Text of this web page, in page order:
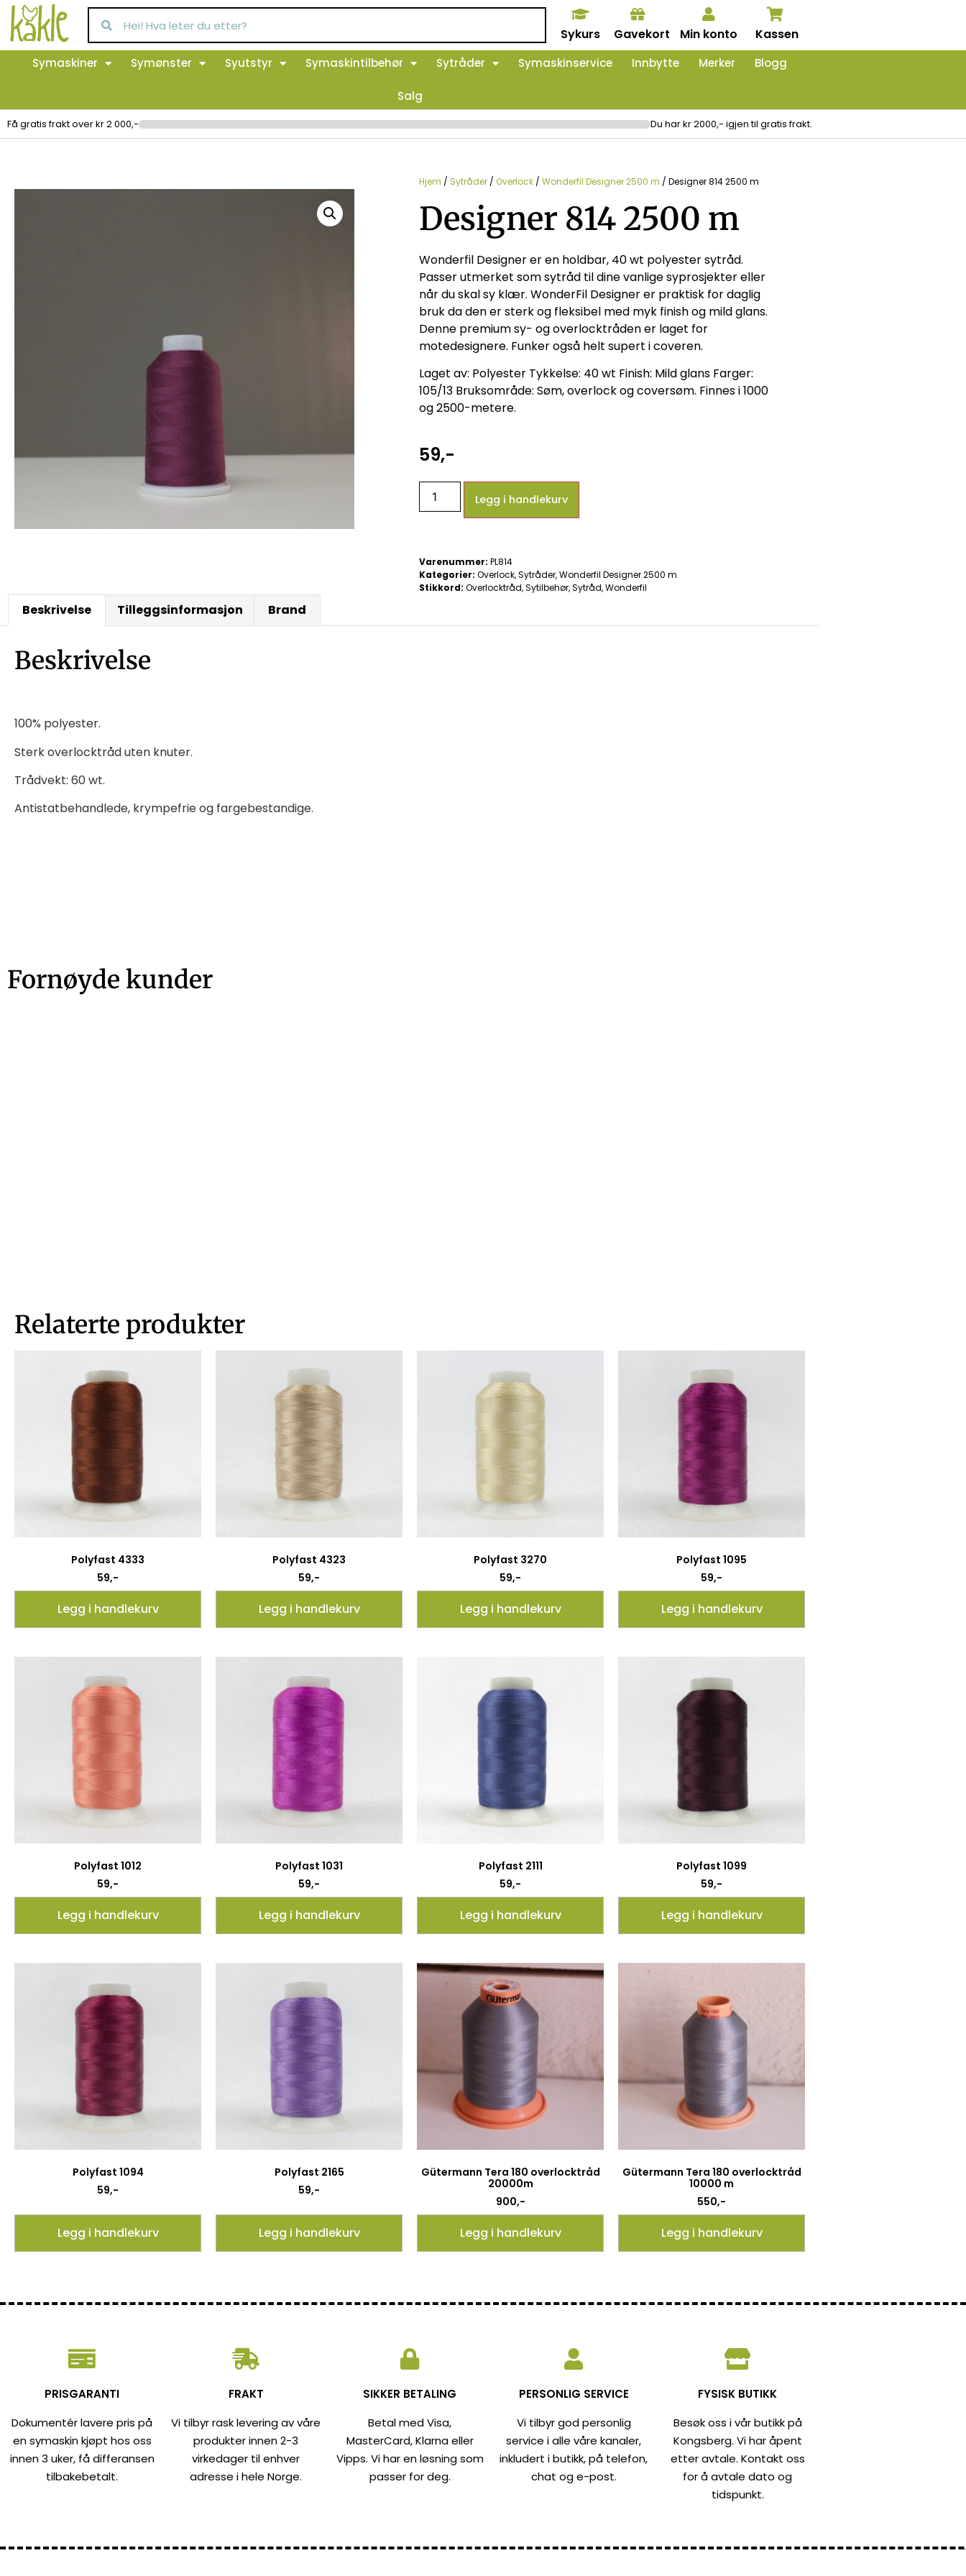
Sykurs Gavekort Min konto Kassen
Symaskiner Symønster Syutstyr Symaskintilbehør Sytråder Symaskinservice Innbytte Merker Blogg
Salg
Få gratis frakt over kr 2 000,- Du har kr 2000,- igjen til gratis frakt.
Hjem / Sytråder / Overlock / Wonderfil Designer 2500 m / Designer 814 2500 m
Designer 814 2500 m
Wonderfil Designer er en holdbar, 40 wt polyester sytråd.
Passer utmerket som sytråd til dine vanlige syprosjekter eller
når du skal sy klær. WonderFil Designer er praktisk for daglig
bruk da den er sterk og fleksibel med myk finish og mild glans.
Denne premium sy- og overlocktråden er laget for
motedesignere. Funker også helt supert i coveren.
Laget av: Polyester Tykkelse: 40 wt Finish: Mild glans Farger:
105/13 Bruksområde: Søm, overlock og coversøm. Finnes i 1000
og 2500-metere.
59,-
Legg i handlekurv
Varenummer: PL814
Kategorier: Overlock,Sytråder,Wonderfil Designer 2500 m
Stikkord: Overlocktråd,Sytilbehør,Sytråd,Wonderfil
Beskrivelse Tilleggsinformasjon Brand
Beskrivelse
100% polyester.
Sterk overlocktråd uten knuter.
Trådvekt: 60 wt.
Antistatbehandlede, krympefrie og fargebestandige.
Fornøyde kunder
Relaterte produkter
Polyfast 4333
59,-
Legg i handlekurv
Polyfast 4323
59,-
Legg i handlekurv
Polyfast 3270
59,-
Legg i handlekurv
Polyfast 1095
59,-
Legg i handlekurv
Polyfast 1012
59,-
Legg i handlekurv
Polyfast 1031
59,-
Legg i handlekurv
Polyfast 2111
59,-
Legg i handlekurv
Polyfast 1099
59,-
Legg i handlekurv
Polyfast 1094
59,-
Legg i handlekurv
Polyfast 2165
59,-
Legg i handlekurv
Gütermann Tera 180 overlocktråd
20000m
900,-
Legg i handlekurv
Gütermann Tera 180 overlocktråd
10000 m
550,-
Legg i handlekurv
PRISGARANTI
Dokumentér lavere pris på
en symaskin kjøpt hos oss
innen 3 uker, få differansen
tilbakebetalt.
FRAKT
Vi tilbyr rask levering av våre
produkter innen 2-3
virkedager til enhver
adresse i hele Norge.
SIKKER BETALING
Betal med Visa,
MasterCard, Klarna eller
Vipps. Vi har en løsning som
passer for deg.
PERSONLIG SERVICE
Vi tilbyr god personlig
service i alle våre kanaler,
inkludert i butikk, på telefon,
chat og e-post.
FYSISK BUTIKK
Besøk oss i vår butikk på
Kongsberg. Vi har åpent
etter avtale. Kontakt oss
for å avtale dato og
tidspunkt.